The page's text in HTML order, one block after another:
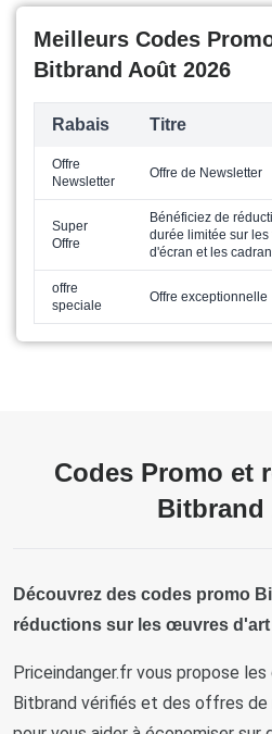
Meilleurs Codes
Bitbrand Août 2026
Rabais Titre
Offre
Newsletter
Offre de Newsletter
Super
Offre
Bénéficiez de
durée limitée sur les
d'écran et les
offre
speciale
Offre exceptionnelle
Codes Promo et
Bitbrand
Découvrez des codes promo
réductions sur les œuvres
Priceindanger.fr vous propose
Bitbrand vérifiés et des offres